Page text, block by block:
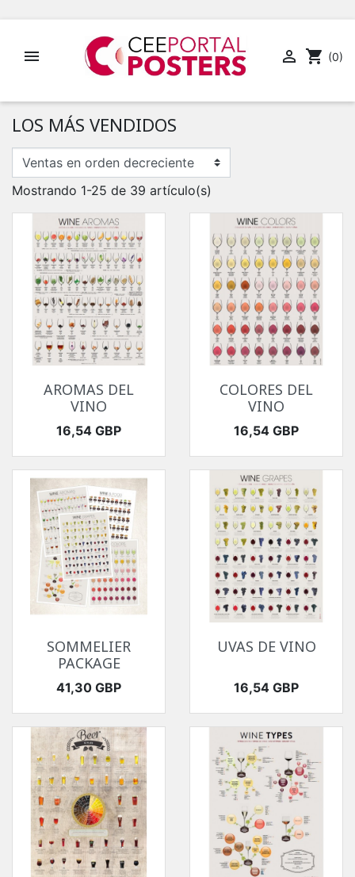
  shopping_cart (0)
LOS MÁS VENDIDOS
Mostrando 1-25 de 39 artículo(s)
AROMAS DEL
VINO
Precio
16,54 GBP
COLORES DEL
VINO
Precio
16,54 GBP
SOMMELIER
PACKAGE
Precio
41,30 GBP
UVAS DE VINO
Precio
16,54 GBP